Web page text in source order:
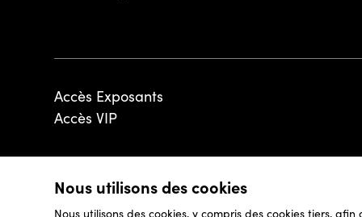
Nous utilisons des cookies
Nous utilisons des cookies, y compris des cookies tiers,
Accès Exposants
Accès VIP
© 2026 - Luxembourg Art Week S.A.